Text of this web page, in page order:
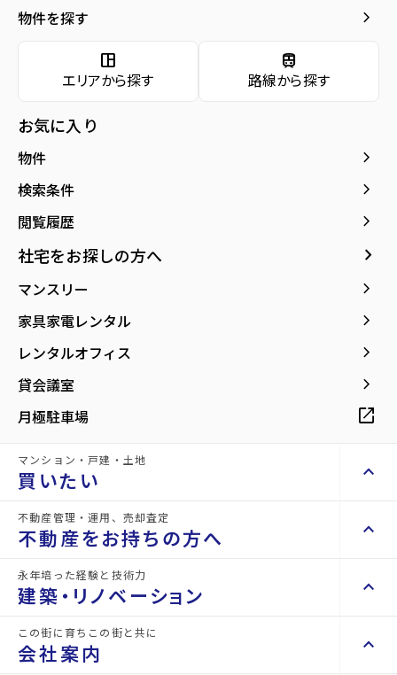
物件を探す keyboard_arrow_right
space_dashboard
エリアから探す
train
路線から探す
お気に入り
物件 keyboard_arrow_right
検索条件 keyboard_arrow_right
閲覧履歴 keyboard_arrow_right
社宅をお探しの方へ keyboard_arrow_right
マンスリー keyboard_arrow_right
家具家電レンタル keyboard_arrow_right
レンタルオフィス keyboard_arrow_right
貸会議室 keyboard_arrow_right
月極駐車場 open_in_new
マンション・戸建・土地
買いたい keyboard_arrow_up
不動産を買いたい方へ keyboard_arrow_right
space_dashboard
エリアから探す
不動産管理・運用、売却査定
不動産をお持ちの方へ keyboard_arrow_up
不動産をお持ちの方へ keyboard_arrow_right
山一地所の賃貸管理
永年培った経験と技術力
建築・リノベーション keyboard_arrow_up
建築・リノベーション keyboard_arrow_right
この街に育ちこの街と共に
会社案内 keyboard_arrow_up
間取り
アクセス
所在地
location_on グーグルマップでみる
築年月
【卸町駅徒歩1分の新築レジデンス】利便
施設がそろう住環境
詳細情報 details
物件名 GRANDIA卸町
所在地 宮城県仙台市若林区大和町5丁目